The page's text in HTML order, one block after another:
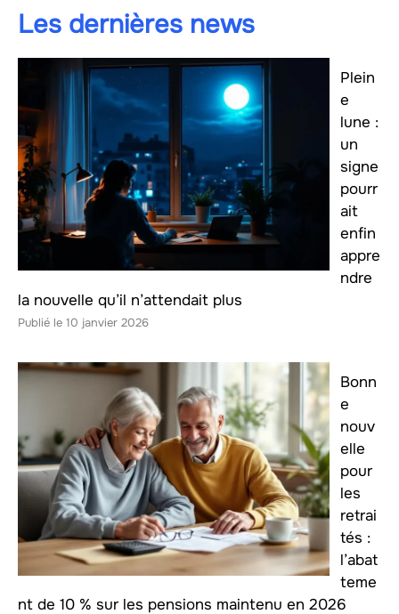
Les dernières news
Plein
e
lune :
un
signe
pourr
ait
enfin
appre
ndre
la nouvelle qu’il n’attendait plus
10 janvier 2026
Bonn
e
nouv
elle
pour
les
retrai
tés :
l’abat
teme
nt de 10 % sur les pensions maintenu en 2026